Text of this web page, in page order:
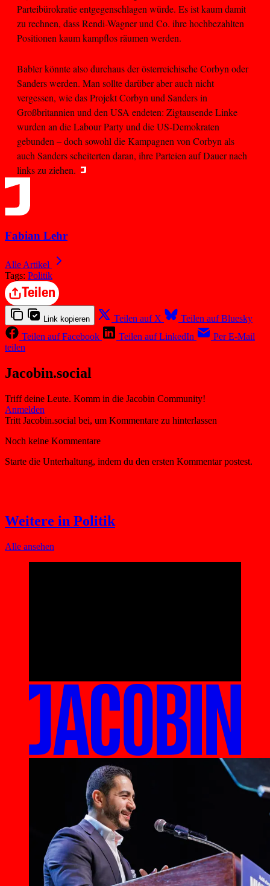
Parteibürokratie entgegenschlagen würde. Es ist kaum damit
zu rechnen, dass Rendi-Wagner und Co. ihre hochbezahlten
Positionen kaum kampflos räumen werden.
Babler könnte also durchaus der österreichische Corbyn oder
Sanders werden. Man sollte darüber aber auch nicht
vergessen, wie das Projekt Corbyn und Sanders in
Großbritannien und den USA endeten: Zigtausende Linke
wurden an die Labour Party und die US-Demokraten
gebunden – doch sowohl die Kampagnen von Corbyn als
auch Sanders scheiterten daran, ihre Parteien auf Dauer nach
links zu ziehen.
Fabian Lehr
Alle Artikel
Tags: Politik
Teilen
Link kopieren Teilen auf X
Teilen auf Bluesky
Teilen auf Facebook
Teilen auf LinkedIn
Per E-Mail
teilen
Jacobin.social
Triff deine Leute. Komm in die Jacobin Community!
Weitere in Politik
Alle ansehen